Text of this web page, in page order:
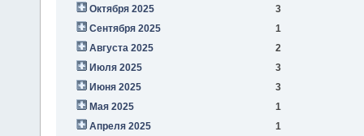
Октября 2025
3
Сентября 2025
1
Августа 2025
2
Июля 2025
3
Июня 2025
3
Мая 2025
1
Апреля 2025
1